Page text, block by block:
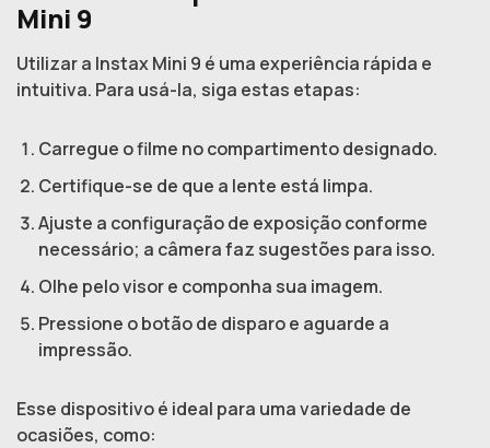
Mini 9
Utilizar a Instax Mini 9 é uma experiência rápida e
intuitiva. Para usá-la, siga estas etapas:
Carregue o filme no compartimento designado.
Certifique-se de que a lente está limpa.
Ajuste a configuração de exposição conforme
necessário; a câmera faz sugestões para isso.
Olhe pelo visor e componha sua imagem.
Pressione o botão de disparo e aguarde a
impressão.
Esse dispositivo é ideal para uma variedade de
ocasiões, como: